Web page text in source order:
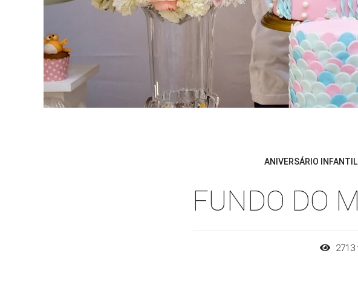
ANIVERSÁRIO INFANTIL
FUNDO DO
2713